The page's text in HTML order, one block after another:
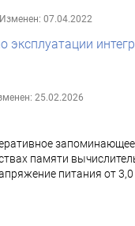
Изменен: 07.04.2022
эксплуатации
25.02.2026
памяти
питания от